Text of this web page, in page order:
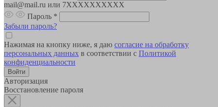
mail@mail.ru или 7XXXXXXXXXX
Пароль *
Забыли пароль?
Нажимая на кнопку ниже, я даю согласие на обработку
персональных данных в соответствии с Политикой
конфиденциальности
Авторизация
Восстановление пароля